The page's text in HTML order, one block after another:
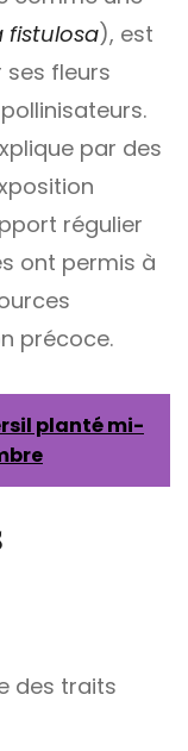
fistulosa), est
fleurs
par des
régulier
ont permis à
précoce.
planté mi-
des traits